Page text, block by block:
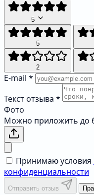
5
5
2
E-mail *
Текст отзыва *
Фото
Можно приложить до
Принимаю условия
конфиденциальности
Отправить отзыв